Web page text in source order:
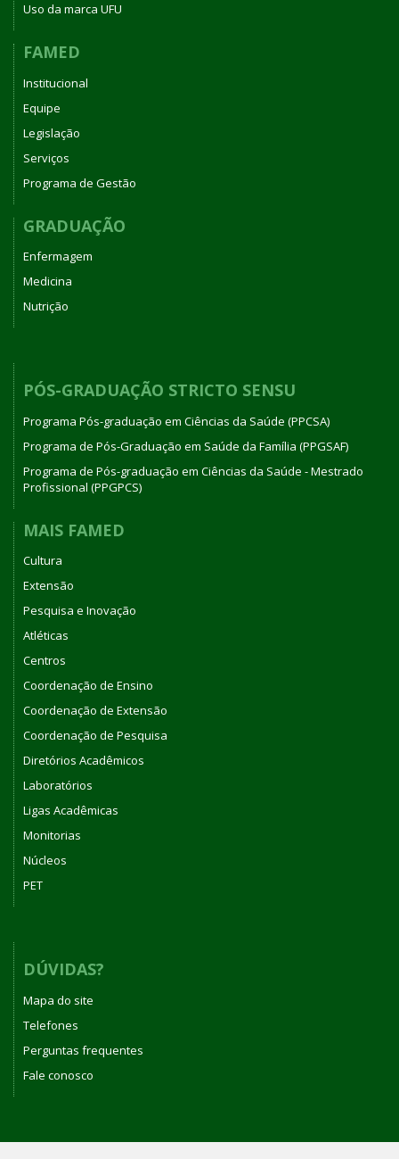
Uso da marca UFU
FAMED
Institucional
Equipe
Legislação
Serviços
Programa de Gestão
GRADUAÇÃO
Enfermagem
Medicina
Nutrição
PÓS-GRADUAÇÃO STRICTO SENSU
Programa Pós-graduação em Ciências da Saúde (PPCSA)
Programa de Pós-Graduação em Saúde da Família (PPGSAF)
Programa de Pós-graduação em Ciências da Saúde - Mestrado
Profissional (PPGPCS)
MAIS FAMED
Cultura
Extensão
Pesquisa e Inovação
Atléticas
Centros
Coordenação de Ensino
Coordenação de Extensão
Coordenação de Pesquisa
Diretórios Acadêmicos
Laboratórios
Ligas Acadêmicas
Monitorias
Núcleos
PET
DÚVIDAS?
Mapa do site
Telefones
Perguntas frequentes
Fale conosco